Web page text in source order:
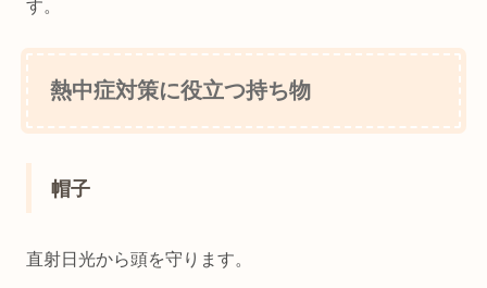
す。
熱中症対策に役立つ持ち物
帽子
直射日光から頭を守ります。